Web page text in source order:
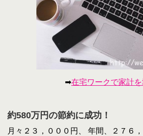
➡在宅ワークで家計
約580万円の節約に成功！
月々２３，０００円、 年間、２７６